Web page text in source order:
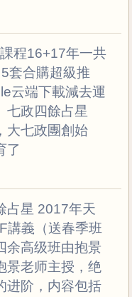
程16+17年一共
套合購超級推
云端下載減去運
政四餘占星
大七政團創始
了
占星 2017年天
講義（送春季班
余高级班由抱景
景老师主授，绝
进阶，内容包括